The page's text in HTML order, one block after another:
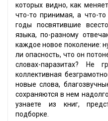
которых видно, как
что-то принимая, а что-то
годы посвятившие
языка, по-разному
каждое новое поколение:
ли опасность, что он
словах-паразитах?
коллективная
новые слова,
сохраняются в нем
узнаете из книг,
подборке.